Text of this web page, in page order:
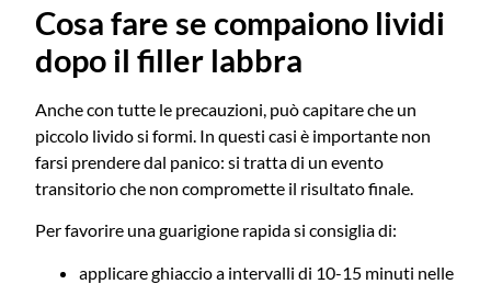
Cosa fare se compaiono lividi
dopo il filler labbra
Anche con tutte le precauzioni, può capitare che un
piccolo livido si formi. In questi casi è importante non
farsi prendere dal panico: si tratta di un evento
transitorio che non compromette il risultato finale.
Per favorire una guarigione rapida si consiglia di:
applicare ghiaccio a intervalli di 10-15 minuti nelle